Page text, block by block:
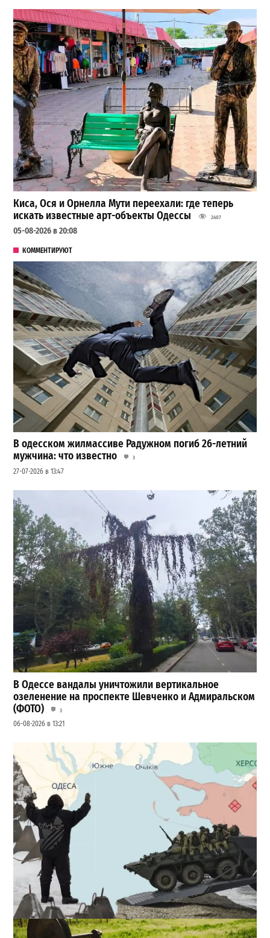
Киса, Ося и Орнелла Мути переехали: где теперь
искать известные арт-объекты Одессы
2407
05-08-2026 в 20:08
КОММЕНТИРУЮТ
В одесском жилмассиве Радужном погиб 26-летний
мужчина: что известно
3
27-07-2026 в 13:47
В Одессе вандалы уничтожили вертикальное
озеленение на проспекте Шевченко и Адмиральском
(ФОТО)
3
06-08-2026 в 13:21